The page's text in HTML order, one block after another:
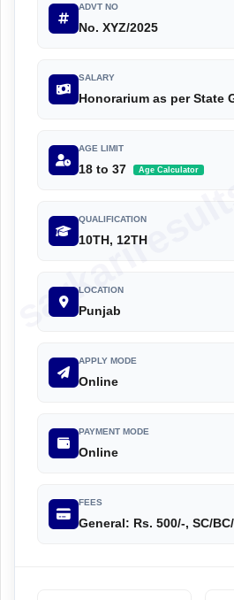
ADVT NO
No. XYZ/2025
SALARY
Honorarium as per State
AGE LIMIT
18 to 37 Age Calculator
QUALIFICATION
10TH, 12TH
LOCATION
Punjab
APPLY MODE
Online
PAYMENT MODE
Online
FEES
General: Rs. 500/-, SC/